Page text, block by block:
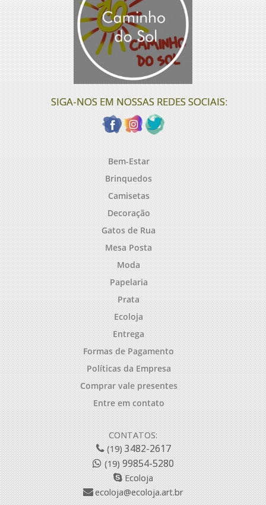
SIGA-NOS EM NOSSAS REDES SOCIAIS:
Bem-Estar
Brinquedos
Camisetas
Decoração
Gatos de Rua
Mesa Posta
Moda
Papelaria
Prata
Ecoloja
Entrega
Formas de Pagamento
Políticas da Empresa
Comprar vale presentes
Entre em contato
CONTATOS:
(19)3482-2617
(19)99854-5280
Ecoloja
ecoloja@ecoloja.art.br